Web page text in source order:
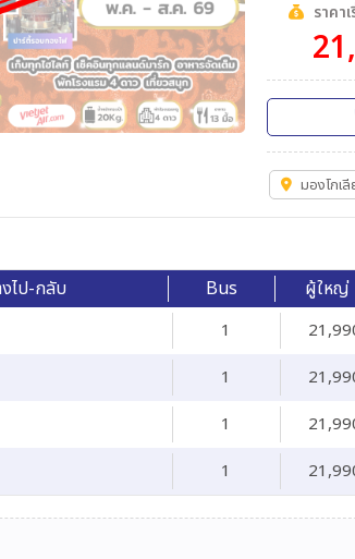
ราคา
มองโกเลี
ไป-กลับ Bus ผู้ใหญ่
1
1
1
1